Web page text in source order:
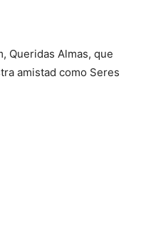
Queridas Almas, que
amistad como Seres